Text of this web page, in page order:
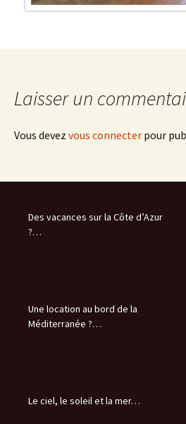
Laisser un
Vous devez vous connecter pour
Des vacances sur la Côte d’Azur
?…
Une location au bord de la
Méditerranée ?…
Le ciel, le soleil et la mer…